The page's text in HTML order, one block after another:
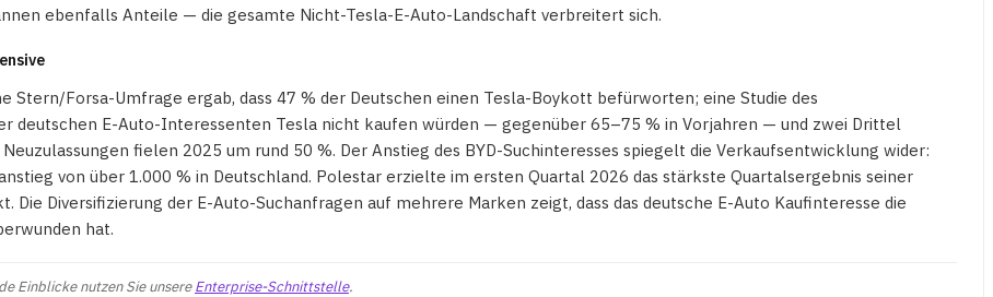
ebenfalls Anteile — die gesamte Nicht-Tesla-E-Auto-Landschaft verbreitert sich.
Stern/Forsa-Umfrage ergab, dass 47 % der Deutschen einen Tesla-Boykott befürworten; eine Studie des
deutschen E-Auto-Interessenten Tesla nicht kaufen würden — gegenüber 65–75 % in Vorjahren — und zwei Drittel
fielen 2025 um rund 50 %. Der Anstieg des BYD-Suchinteresses spiegelt die Verkaufsentwicklung wider:
von über 1.000 % in Deutschland. Polestar erzielte im ersten Quartal 2026 das stärkste Quartalsergebnis seiner
Diversifizierung der E-Auto-Suchanfragen auf mehrere Marken zeigt, dass das deutsche E-Auto Kaufinteresse die
hat.
Einblicke nutzen Sie unsereEnterprise-Schnittstelle.